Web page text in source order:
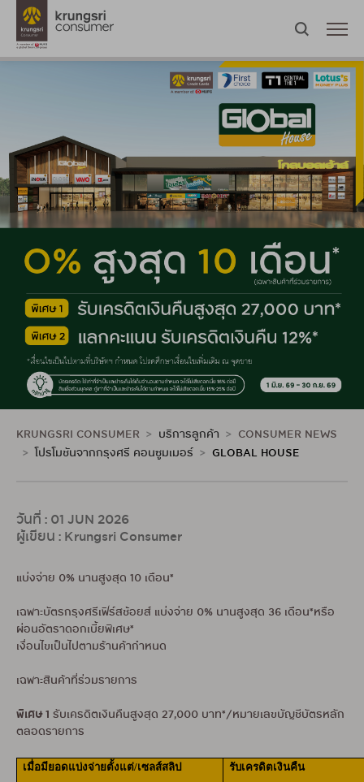
KRUNGSRI CONSUMER บริการลูกค้า
CONSUMER NEWS
โปรโมชันจากกรุงศรี คอนซูมเมอร์
GLOBAL HOUSE
วันที่ : 01 JUN 2026
ผู้เขียน : Krungsri Consumer
แบ่งจ่าย 0% นานสูงสุด 10 เดือน*
เฉพาะบัตรกรุงศรีเฟิร์สช้อยส์ แบ่งจ่าย 0% นานสูงสุด 36 เดือน*หรือ
ผ่อนอัตราดอกเบี้ยพิเศษ*
เงื่อนไขเป็นไปตามร้านค้ากำหนด
เฉพาะสินค้าที่ร่วมรายการ
พิเศษ 1 รับเครดิตเงินคืนสูงสุด 27,000 บาท*/หมายเลขบัญชีบัตรหลัก
ตลอดรายการ
เมื่อมียอดแบ่งจ่ายตั้งแต่/เซลส์สลิป
รับเครดิตเงินคืน